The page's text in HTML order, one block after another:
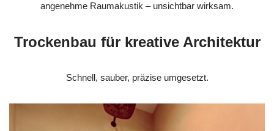
angenehme Raumakustik – unsichtbar wirksam.
Trockenbau für kreative Architektur
Schnell, sauber, präzise umgesetzt.